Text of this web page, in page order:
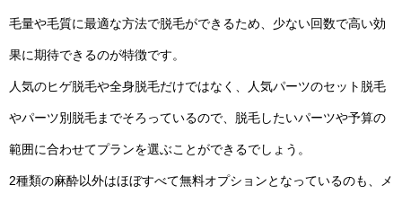
毛量や毛質に最適な方法で脱毛ができるため、少ない回数で高い効
果に期待できるのが特徴です。
人気のヒゲ脱毛や全身脱毛だけではなく、人気パーツのセット脱毛
やパーツ別脱毛までそろっているので、脱毛したいパーツや予算の
範囲に合わせてプランを選ぶことができるでしょう。
2種類の麻酔以外はほぼすべて無料オプションとなっているのも、メ